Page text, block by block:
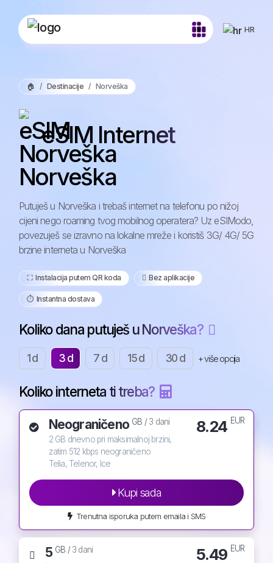
HR
🏠 Destinacije Norveška
eSIM Internet
Norveška
Putuješ u Norveška i trebaš internet na telefonu po nižoj
cijeni nego roaming tvog mobilnog operatera? Uz eSIModo,
povezuješ se izravno na lokalne mreže i koristiš 3G/ 4G/ 5G
brzine interneta u Norveška
⛶️️ Instalacija putem QR koda ️ Bez aplikacije
⏱️️ Instantna dostava
Koliko dana putuješ u Norveška?
1 d 3 d 7 d 15 d 30 d + više opcija
Koliko interneta ti treba?
Neograničeno GB /3 dani
2 GB dnevno pri maksimalnoj brzini,
zatim 512 kbps neograničeno
Telia, Telenor, Ice
8.24 EUR
Kupi sada
Trenutna isporuka putem emaila i SMS
5 GB /3 dani
5.49 EUR